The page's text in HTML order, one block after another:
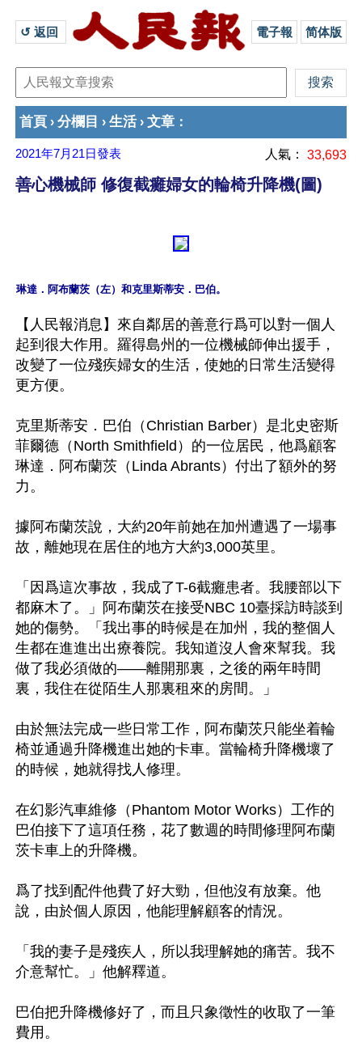
↺ 返回 電子報 简体版
首頁 › 分欄目 › 生活 › 文章 ：
2021年7月21日發表 人氣： 33,693
善心機械師 修復截癱婦女的輪椅升降機(圖)
【人民報消息】來自鄰居的善意行爲可以對一個人
起到很大作用。羅得島州的一位機械師伸出援手，
改變了一位殘疾婦女的生活，使她的日常生活變得
更方便。
克里斯蒂安．巴伯（Christian Barber）是北史密斯
菲爾德（North Smithfield）的一位居民，他爲顧客
琳達．阿布蘭茨（Linda Abrants）付出了額外的努
力。
據阿布蘭茨說，大約20年前她在加州遭遇了一場事
故，離她現在居住的地方大約3,000英里。
「因爲這次事故，我成了T-6截癱患者。我腰部以下
都麻木了。」阿布蘭茨在接受NBC 10臺採訪時談到
她的傷勢。「我出事的時候是在加州，我的整個人
生都在進進出出療養院。我知道沒人會來幫我。我
做了我必須做的——離開那裏，之後的兩年時間
裏，我住在從陌生人那裏租來的房間。」
由於無法完成一些日常工作，阿布蘭茨只能坐着輪
椅並通過升降機進出她的卡車。當輪椅升降機壞了
的時候，她就得找人修理。
在幻影汽車維修（Phantom Motor Works）工作的
巴伯接下了這項任務，花了數週的時間修理阿布蘭
茨卡車上的升降機。
爲了找到配件他費了好大勁，但他沒有放棄。他
說，由於個人原因，他能理解顧客的情況。
「我的妻子是殘疾人，所以我理解她的痛苦。我不
介意幫忙。」他解釋道。
巴伯把升降機修好了，而且只象徵性的收取了一筆
費用。